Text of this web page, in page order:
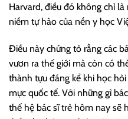
Harvard, điều đó không chỉ
niềm tự hào của nền y học
Điều này chứng tỏ rằng các
vươn ra thế giới mà còn có
thành tựu đáng kể khi học
mực quốc tế. Với những gì
thế hệ bác sĩ trẻ hôm nay sẽ